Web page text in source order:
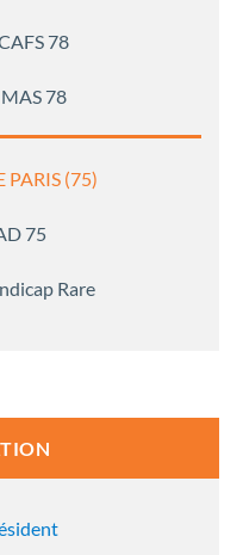
78
78
PARIS (75)
75
Rare